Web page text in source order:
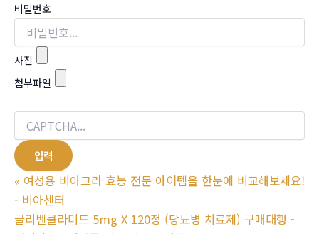
비밀번호
사진
첨부파일
« 여성용 비아그라 효능 전문 아이템을 한눈에 비교해보세요!
- 비아센터
글리벤클라미드 5mg X 120정 (당뇨병 치료제) 구매대행 -